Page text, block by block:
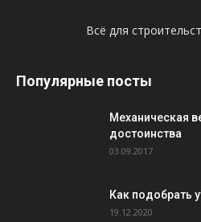
Всё для
Популярные посты
Механическая
достоинства
03.09.2017
Как подобрать
19.12.2020